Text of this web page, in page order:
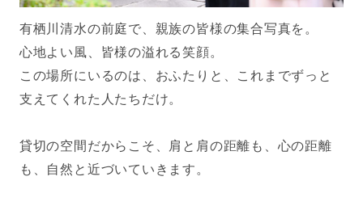
有栖川清水の前庭で、親族の皆様の集合写真を。
心地よい風、皆様の溢れる笑顔。
この場所にいるのは、おふたりと、これまでずっと
支えてくれた人たちだけ。
貸切の空間だからこそ、肩と肩の距離も、心の距離
も、自然と近づいていきます。